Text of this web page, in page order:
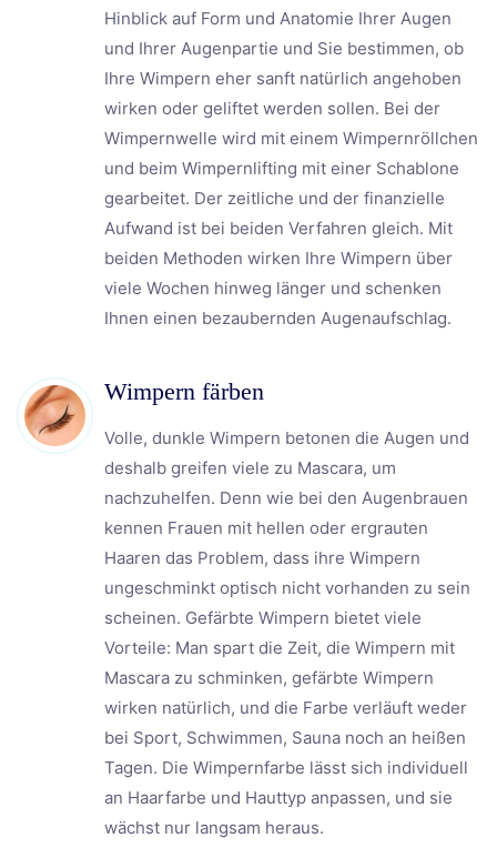
Hinblick auf Form und Anatomie Ihrer Augen
und Ihrer Augenpartie und Sie bestimmen, ob
Ihre Wimpern eher sanft natürlich angehoben
wirken oder geliftet werden sollen. Bei der
Wimpernwelle wird mit einem Wimpernröllchen
und beim Wimpernlifting mit einer Schablone
gearbeitet. Der zeitliche und der finanzielle
Aufwand ist bei beiden Verfahren gleich. Mit
beiden Methoden wirken Ihre Wimpern über
viele Wochen hinweg länger und schenken
Ihnen einen bezaubernden Augenaufschlag.
Wimpern färben
Volle, dunkle Wimpern betonen die Augen und
deshalb greifen viele zu Mascara, um
nachzuhelfen. Denn wie bei den Augenbrauen
kennen Frauen mit hellen oder ergrauten
Haaren das Problem, dass ihre Wimpern
ungeschminkt optisch nicht vorhanden zu sein
scheinen. Gefärbte Wimpern bietet viele
Vorteile: Man spart die Zeit, die Wimpern mit
Mascara zu schminken, gefärbte Wimpern
wirken natürlich, und die Farbe verläuft weder
bei Sport, Schwimmen, Sauna noch an heißen
Tagen. Die Wimpernfarbe lässt sich individuell
an Haarfarbe und Hauttyp anpassen, und sie
wächst nur langsam heraus.